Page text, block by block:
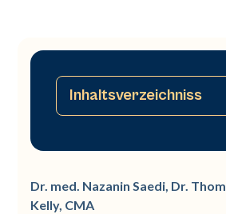
Dr. med. Nazanin Saedi, Dr.
Kelly, CMA
Inhaltsverzeichniss